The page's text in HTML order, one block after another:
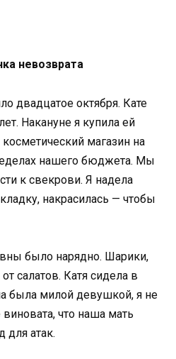
невозврата
двадцатое октября. Кате
Накануне я купила ей
магазин на
нашего бюджета. Мы
к свекрови. Я надела
накрасилась — чтобы
было нарядно. Шарики,
салатов. Катя сидела в
была милой девушкой, я не
что наша мать
для атак.